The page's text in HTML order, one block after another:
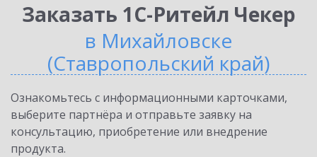
Заказать 1C-Ритейл Чекер
в Михайловске
(Ставропольский край)
Ознакомьтесь с информационными карточками,
выберите партнёра и отправьте заявку на
консультацию, приобретение или внедрение
продукта.